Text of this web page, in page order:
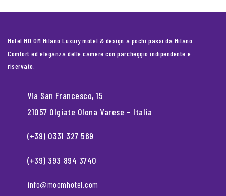
Motel MO.OM Milano Luxury motel & design a pochi passi da Milano.
Comfort ed eleganza delle camere con parcheggio indipendente e
riservato.
Via San Francesco, 15
21057 Olgiate Olona Varese – Italia
(+39) 0331 327 569
(+39) 393 894 3740
info@moomhotel.com